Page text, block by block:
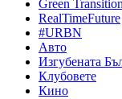
Green
RealTimeFuture
#URBN
Авто
Изгубената
Клубовете
Кино